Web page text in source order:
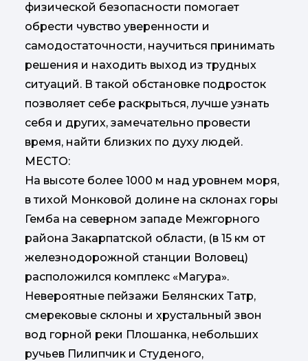
физической безопасности помогает
обрести чувство уверенности и
самодостаточности, научиться принимать
решения и находить выход из трудных
ситуаций. В такой обстановке подросток
позволяет себе раскрыться, лучше узнать
себя и других, замечательно провести
время, найти близких по духу людей.
МЕСТО:
На высоте более 1000 м над уровнем моря,
в тихой Монковой долине на склонах горы
Гемба на северном западе Межгорного
района Закарпатской области, (в 15 км от
железнодорожной станции Воловец)
расположился комплекс «Магура».
Невероятные пейзажи Белянских Татр,
смерековые склоны и хрустальный звон
вод горной реки Плошанка, небольших
ручьев Пилипчик и Студеного,